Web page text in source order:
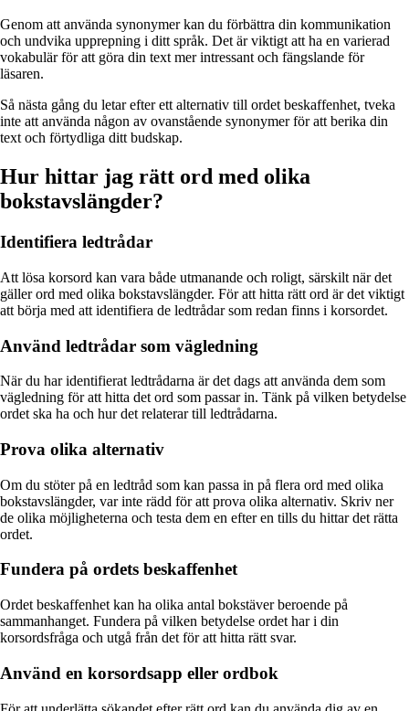
Genom att använda synonymer kan du förbättra din kommunikation
och undvika upprepning i ditt språk. Det är viktigt att ha en varierad
vokabulär för att göra din text mer intressant och fängslande för
läsaren.
Så nästa gång du letar efter ett alternativ till ordet beskaffenhet, tveka
inte att använda någon av ovanstående synonymer för att berika din
text och förtydliga ditt budskap.
Hur hittar jag rätt ord med olika
bokstavslängder?
Identifiera ledtrådar
Att lösa korsord kan vara både utmanande och roligt, särskilt när det
gäller ord med olika bokstavslängder. För att hitta rätt ord är det viktigt
att börja med att identifiera de ledtrådar som redan finns i korsordet.
Använd ledtrådar som vägledning
När du har identifierat ledtrådarna är det dags att använda dem som
vägledning för att hitta det ord som passar in. Tänk på vilken betydelse
ordet ska ha och hur det relaterar till ledtrådarna.
Prova olika alternativ
Om du stöter på en ledtråd som kan passa in på flera ord med olika
bokstavslängder, var inte rädd för att prova olika alternativ. Skriv ner
de olika möjligheterna och testa dem en efter en tills du hittar det rätta
ordet.
Fundera på ordets beskaffenhet
Ordet beskaffenhet kan ha olika antal bokstäver beroende på
sammanhanget. Fundera på vilken betydelse ordet har i din
korsordsfråga och utgå från det för att hitta rätt svar.
Använd en korsordsapp eller ordbok